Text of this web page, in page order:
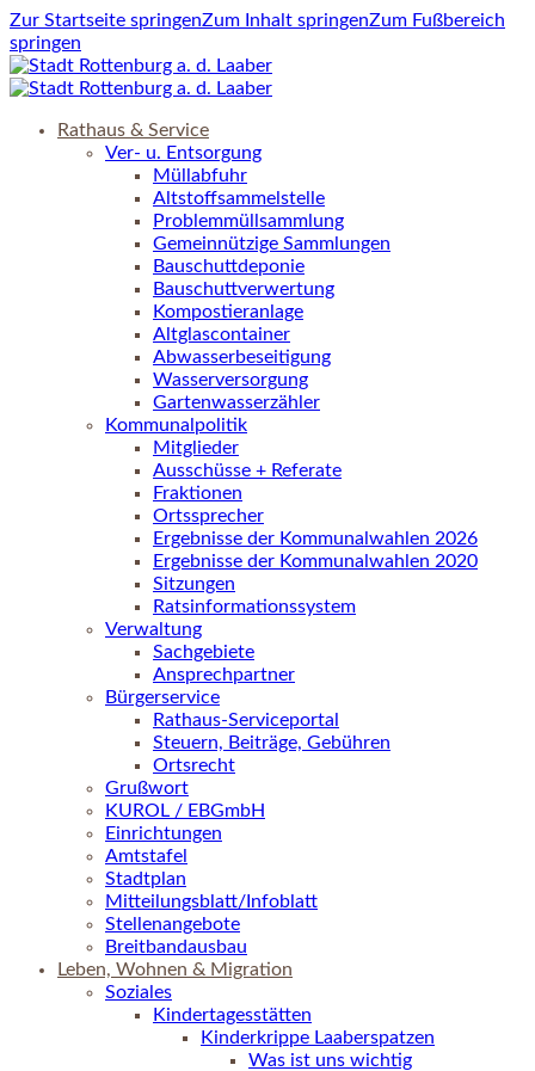
Zur Startseite springenZum Inhalt springenZum Fußbereich
springen
Rathaus & Service
Ver- u. Entsorgung
Müllabfuhr
Altstoffsammelstelle
Problemmüllsammlung
Gemeinnützige Sammlungen
Bauschuttdeponie
Bauschuttverwertung
Kompostieranlage
Altglascontainer
Abwasserbeseitigung
Wasserversorgung
Gartenwasserzähler
Kommunalpolitik
Mitglieder
Ausschüsse + Referate
Fraktionen
Ortssprecher
Ergebnisse der Kommunalwahlen 2026
Ergebnisse der Kommunalwahlen 2020
Sitzungen
Ratsinformationssystem
Verwaltung
Sachgebiete
Ansprechpartner
Bürgerservice
Rathaus-Serviceportal
Steuern, Beiträge, Gebühren
Ortsrecht
Grußwort
KUROL / EBGmbH
Einrichtungen
Amtstafel
Stadtplan
Mitteilungsblatt/Infoblatt
Stellenangebote
Breitbandausbau
Leben, Wohnen & Migration
Soziales
Kindertagesstätten
Kinderkrippe Laaberspatzen
Was ist uns wichtig